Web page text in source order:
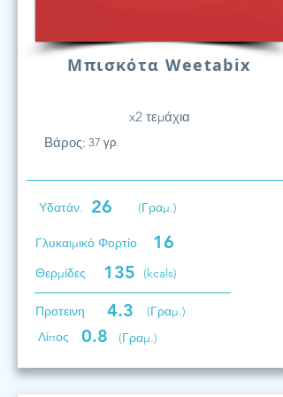
Μπισκότα Weetabix
x2 τεμάχια
Βάρος: 37 γρ.
Υδατάν. 26 (Γραμ.)
Γλυκαιμικό Φορτίο 16
Θερμίδες 135 (kcals)
Προτεινη 4.3
(Γραμ.)
Λίπος
0.8 (Γραμ.)